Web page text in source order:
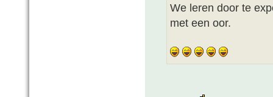
We leren door te
met een oor.